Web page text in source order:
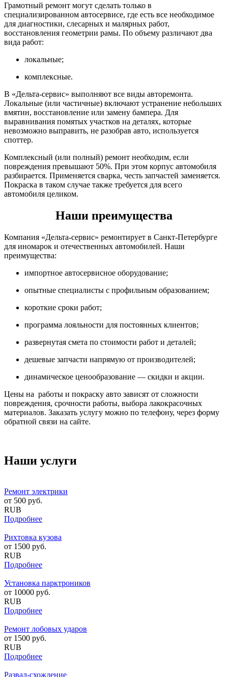
Грамотный ремонт могут сделать только в
специализированном автосервисе, где есть все необходимое
для диагностики, слесарных и малярных работ,
восстановления геометрии рамы. По объему различают два
вида работ:
локальные;
комплексные.
В «Дельта-сервис» выполняют все виды авторемонта.
Локальные (или частичные) включают устранение небольших
вмятин, восстановление или замену бампера. Для
выравнивания помятых участков на деталях, которые
невозможно выправить, не разобрав авто, используется
споттер.
Комплексный (или полный) ремонт необходим, если
повреждения превышают 50%. При этом корпус автомобиля
разбирается. Применяется сварка, честь запчастей заменяется.
Покраска в таком случае также требуется для всего
автомобиля целиком.
Наши преимущества
Компания «Дельта-сервис» ремонтирует в Санкт-Петербурге
для иномарок и отечественных автомобилей. Наши
преимущества:
импортное автосервисное оборудование;
опытные специалисты с профильным образованием;
короткие сроки работ;
программа лояльности для постоянных клиентов;
развернутая смета по стоимости работ и деталей;
дешевые запчасти напрямую от производителей;
динамическое ценообразование — скидки и акции.
Цены на работы и покраску авто зависят от сложности
повреждения, срочности работы, выбора лакокрасочных
материалов. Заказать услугу можно по телефону, через форму
обратной связи на сайте.
Наши услуги
Ремонт электрики
от 500 руб.
RUB
Подробнее
Рихтовка кузова
от 1500 руб.
RUB
Подробнее
Установка парктроников
от 10000 руб.
RUB
Подробнее
Ремонт лобовых ударов
от 1500 руб.
RUB
Подробнее
Развал-схождение